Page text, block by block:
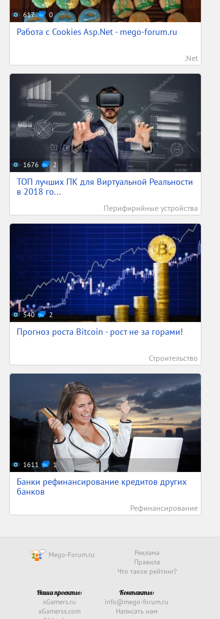
617 0
Работа с Cookies Asp.Net - mego-forum.ru
.Net
1676 2
ТОП лучших ПК для Виртуальной Реальности
в 2018 го...
Перифирийные устройства
540 2
Прогноз роста Bitcoin - рост не за горами!
Строительство
1611 1
Банки рефинансирование кредитов других
банков
Рефинансирование
Mego-Forum.ru
Реклама
Правила
Что такое рейтинг?
Наши проекты:
xGamers.ru
xGamerss.com
Контакты:
info@mego-forum.ru
Написать нам